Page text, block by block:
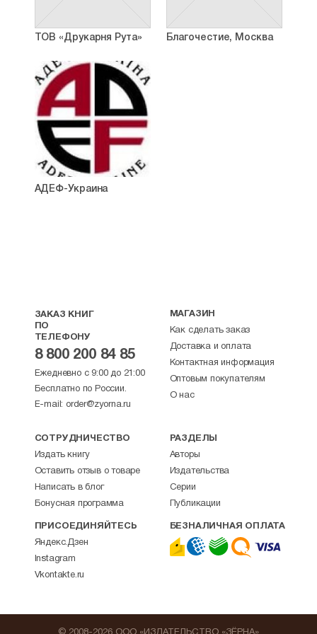
ТОВ «Друкарня Рута» Благочестие, Москва
АДЕФ-Украина
ЗАКАЗ КНИГ
ПО
ТЕЛЕФОНУ
8 800 200 84 85
Ежедневно с 9:00 до 21:00
Бесплатно по России.
E-mail: order@zyorna.ru
МАГАЗИН
Как сделать заказ
Доставка и оплата
Контактная информация
Оптовым покупателям
О нас
СОТРУДНИЧЕСТВО
Издать книгу
Оставить отзыв о товаре
Написать в блог
Бонусная программа
РАЗДЕЛЫ
Авторы
Издательства
Серии
Публикации
ПРИСОЕДИНЯЙТЕСЬ
Яндекс.Дзен
Instagram
Vkontakte.ru
БЕЗНАЛИЧНАЯ ОПЛАТА